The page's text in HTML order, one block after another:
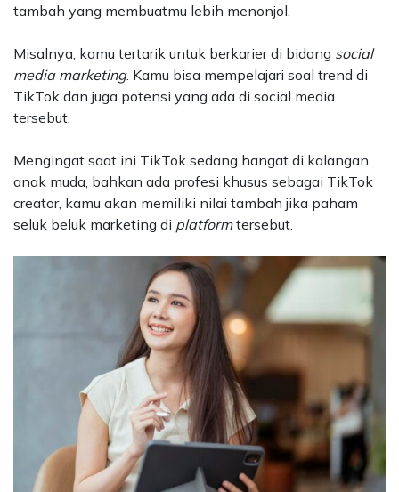
tambah yang membuatmu lebih menonjol.
Misalnya, kamu tertarik untuk berkarier di bidang social
media marketing. Kamu bisa mempelajari soal trend di
TikTok dan juga potensi yang ada di social media
tersebut.
Mengingat saat ini TikTok sedang hangat di kalangan
anak muda, bahkan ada profesi khusus sebagai TikTok
creator, kamu akan memiliki nilai tambah jika paham
seluk beluk marketing di platformtersebut.